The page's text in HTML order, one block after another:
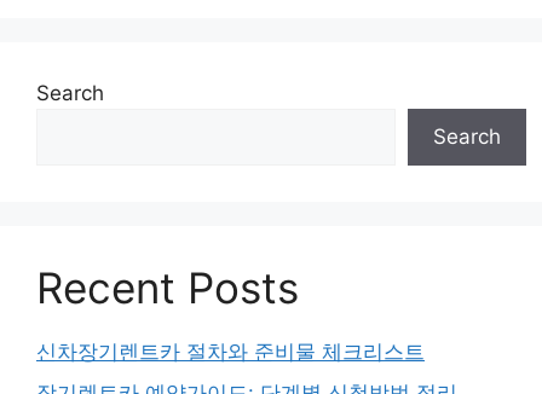
Search
Search
Recent Posts
신차장기렌트카 절차와 준비물 체크리스트